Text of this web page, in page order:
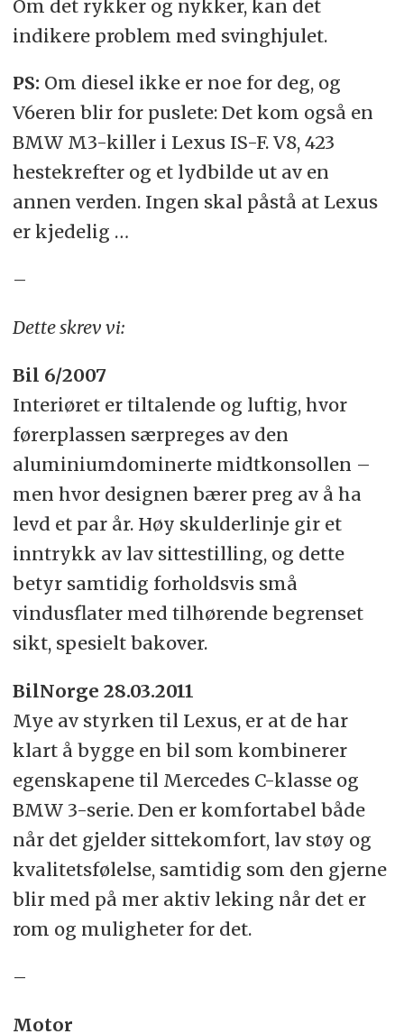
Om det rykker og nykker, kan det
indikere problem med svinghjulet.
PS: Om diesel ikke er noe for deg, og
V6eren blir for puslete: Det kom også en
BMW M3-killer i Lexus IS-F. V8, 423
hestekrefter og et lydbilde ut av en
annen verden. Ingen skal påstå at Lexus
er kjedelig …
–
Dette skrev vi:
Bil 6/2007
Interiøret er tiltalende og luftig, hvor
førerplassen særpreges av den
aluminiumdominerte midtkonsollen –
men hvor designen bærer preg av å ha
levd et par år. Høy skulderlinje gir et
inntrykk av lav sittestilling, og dette
betyr samtidig forholdsvis små
vindusflater med tilhørende begrenset
sikt, spesielt bakover.
BilNorge 28.03.2011
Mye av styrken til Lexus, er at de har
klart å bygge en bil som kombinerer
egenskapene til Mercedes C-klasse og
BMW 3-serie. Den er komfortabel både
når det gjelder sittekomfort, lav støy og
kvalitetsfølelse, samtidig som den gjerne
blir med på mer aktiv leking når det er
rom og muligheter for det.
–
Motor